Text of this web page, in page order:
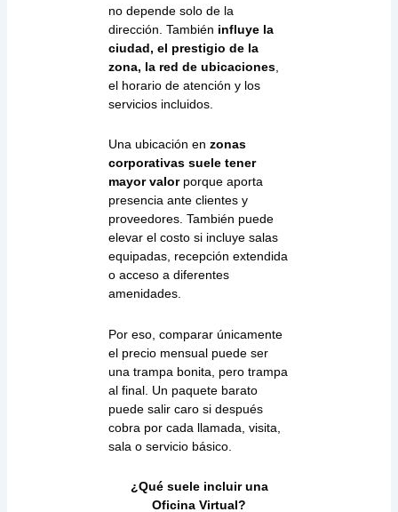
no depende solo de la
dirección. También influye la
ciudad, el prestigio de la
zona, la red de ubicaciones
el horario de atención y los
servicios incluidos.
Una ubicación enzonas
corporativas suele tener
mayor valorporque aporta
presencia ante clientes y
proveedores. También puede
elevar el costo si incluye salas
equipadas, recepción extendida
o acceso a diferentes
amenidades.
Por eso, comparar únicamente
el precio mensual puede ser
una trampa bonita, pero trampa
al final. Un paquete barato
puede salir caro si después
cobra por cada llamada, visita,
sala o servicio básico.
¿Qué suele incluir una
Oficina Virtual?